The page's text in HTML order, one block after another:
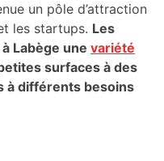
un pôle d’attraction
les startups. Les
Labège une variété
surfaces à des
à différents besoins